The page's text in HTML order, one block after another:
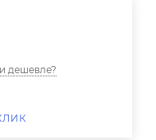
дешевле?